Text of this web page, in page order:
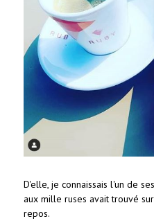
D'elle, je connaissais l'un de
aux mille ruses avait trouvé
repos.